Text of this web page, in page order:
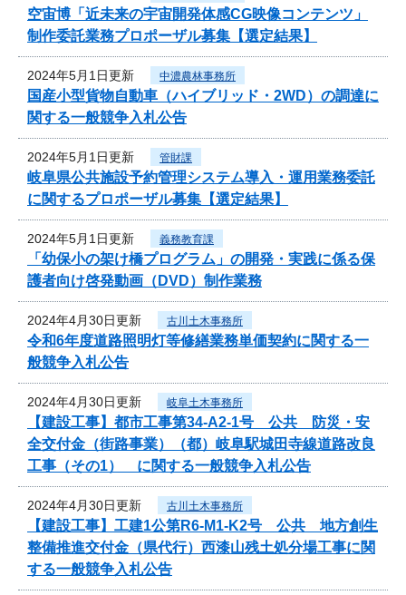
空宙博「近未来の宇宙開発体感CG映像コンテンツ」
制作委託業務プロポーザル募集【選定結果】
2024年5月1日更新 中濃農林事務所
国産小型貨物自動車（ハイブリッド・2WD）の調達に
関する一般競争入札公告
2024年5月1日更新 管財課
岐阜県公共施設予約管理システム導入・運用業務委託
に関するプロポーザル募集【選定結果】
2024年5月1日更新 義務教育課
「幼保小の架け橋プログラム」の開発・実践に係る保
護者向け啓発動画（DVD）制作業務
2024年4月30日更新 古川土木事務所
令和6年度道路照明灯等修繕業務単価契約に関する一
般競争入札公告
2024年4月30日更新 岐阜土木事務所
【建設工事】都市工事第34-A2-1号 公共 防災・安
全交付金（街路事業）（都）岐阜駅城田寺線道路改良
工事（その1） に関する一般競争入札公告
2024年4月30日更新 古川土木事務所
【建設工事】工建1公第R6-M1-K2号 公共 地方創生
整備推進交付金（県代行）西漆山残土処分場工事に関
する一般競争入札公告